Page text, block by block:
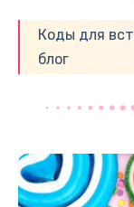
Коды для
блог